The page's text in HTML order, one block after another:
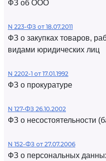
ФЗ об ООО
N 223-ФЗ от 18.07.2011
ФЗ о закупках товаров,
видами юридических лиц
N 2202-1 от 17.01.1992
ФЗ о прокуратуре
N 127-ФЗ 26.10.2002
ФЗ о несостоятельности
N 152-ФЗ от 27.07.2006
ФЗ о персональных